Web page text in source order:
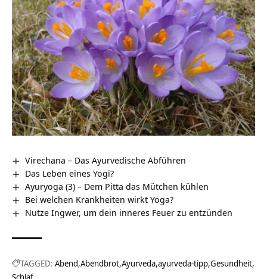
Virechana – Das Ayurvedische Abführen
Das Leben eines Yogi?
Ayuryoga (3) – Dem Pitta das Mütchen kühlen
Bei welchen Krankheiten wirkt Yoga?
Nutze Ingwer, um dein inneres Feuer zu entzünden
TAGGED: Abend Abendbrot Ayurveda ayurveda-tipp Gesundheit
Schlaf